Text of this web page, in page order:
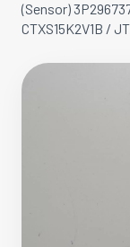
(Sensor)
CTXS15K2V1B /